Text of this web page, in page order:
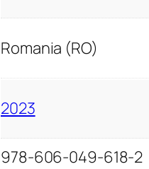
Romania (RO)
2023
978-606-049-618-2